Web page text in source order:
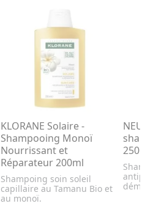
KLORANE Solaire -
Shampooing Monoï
Nourrissant et
Réparateur 200ml
Shampoing soin soleil
capillaire au Tamanu Bio et
au monoï.